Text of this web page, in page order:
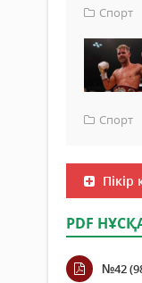
Спорт
Спорт
PDF
№42